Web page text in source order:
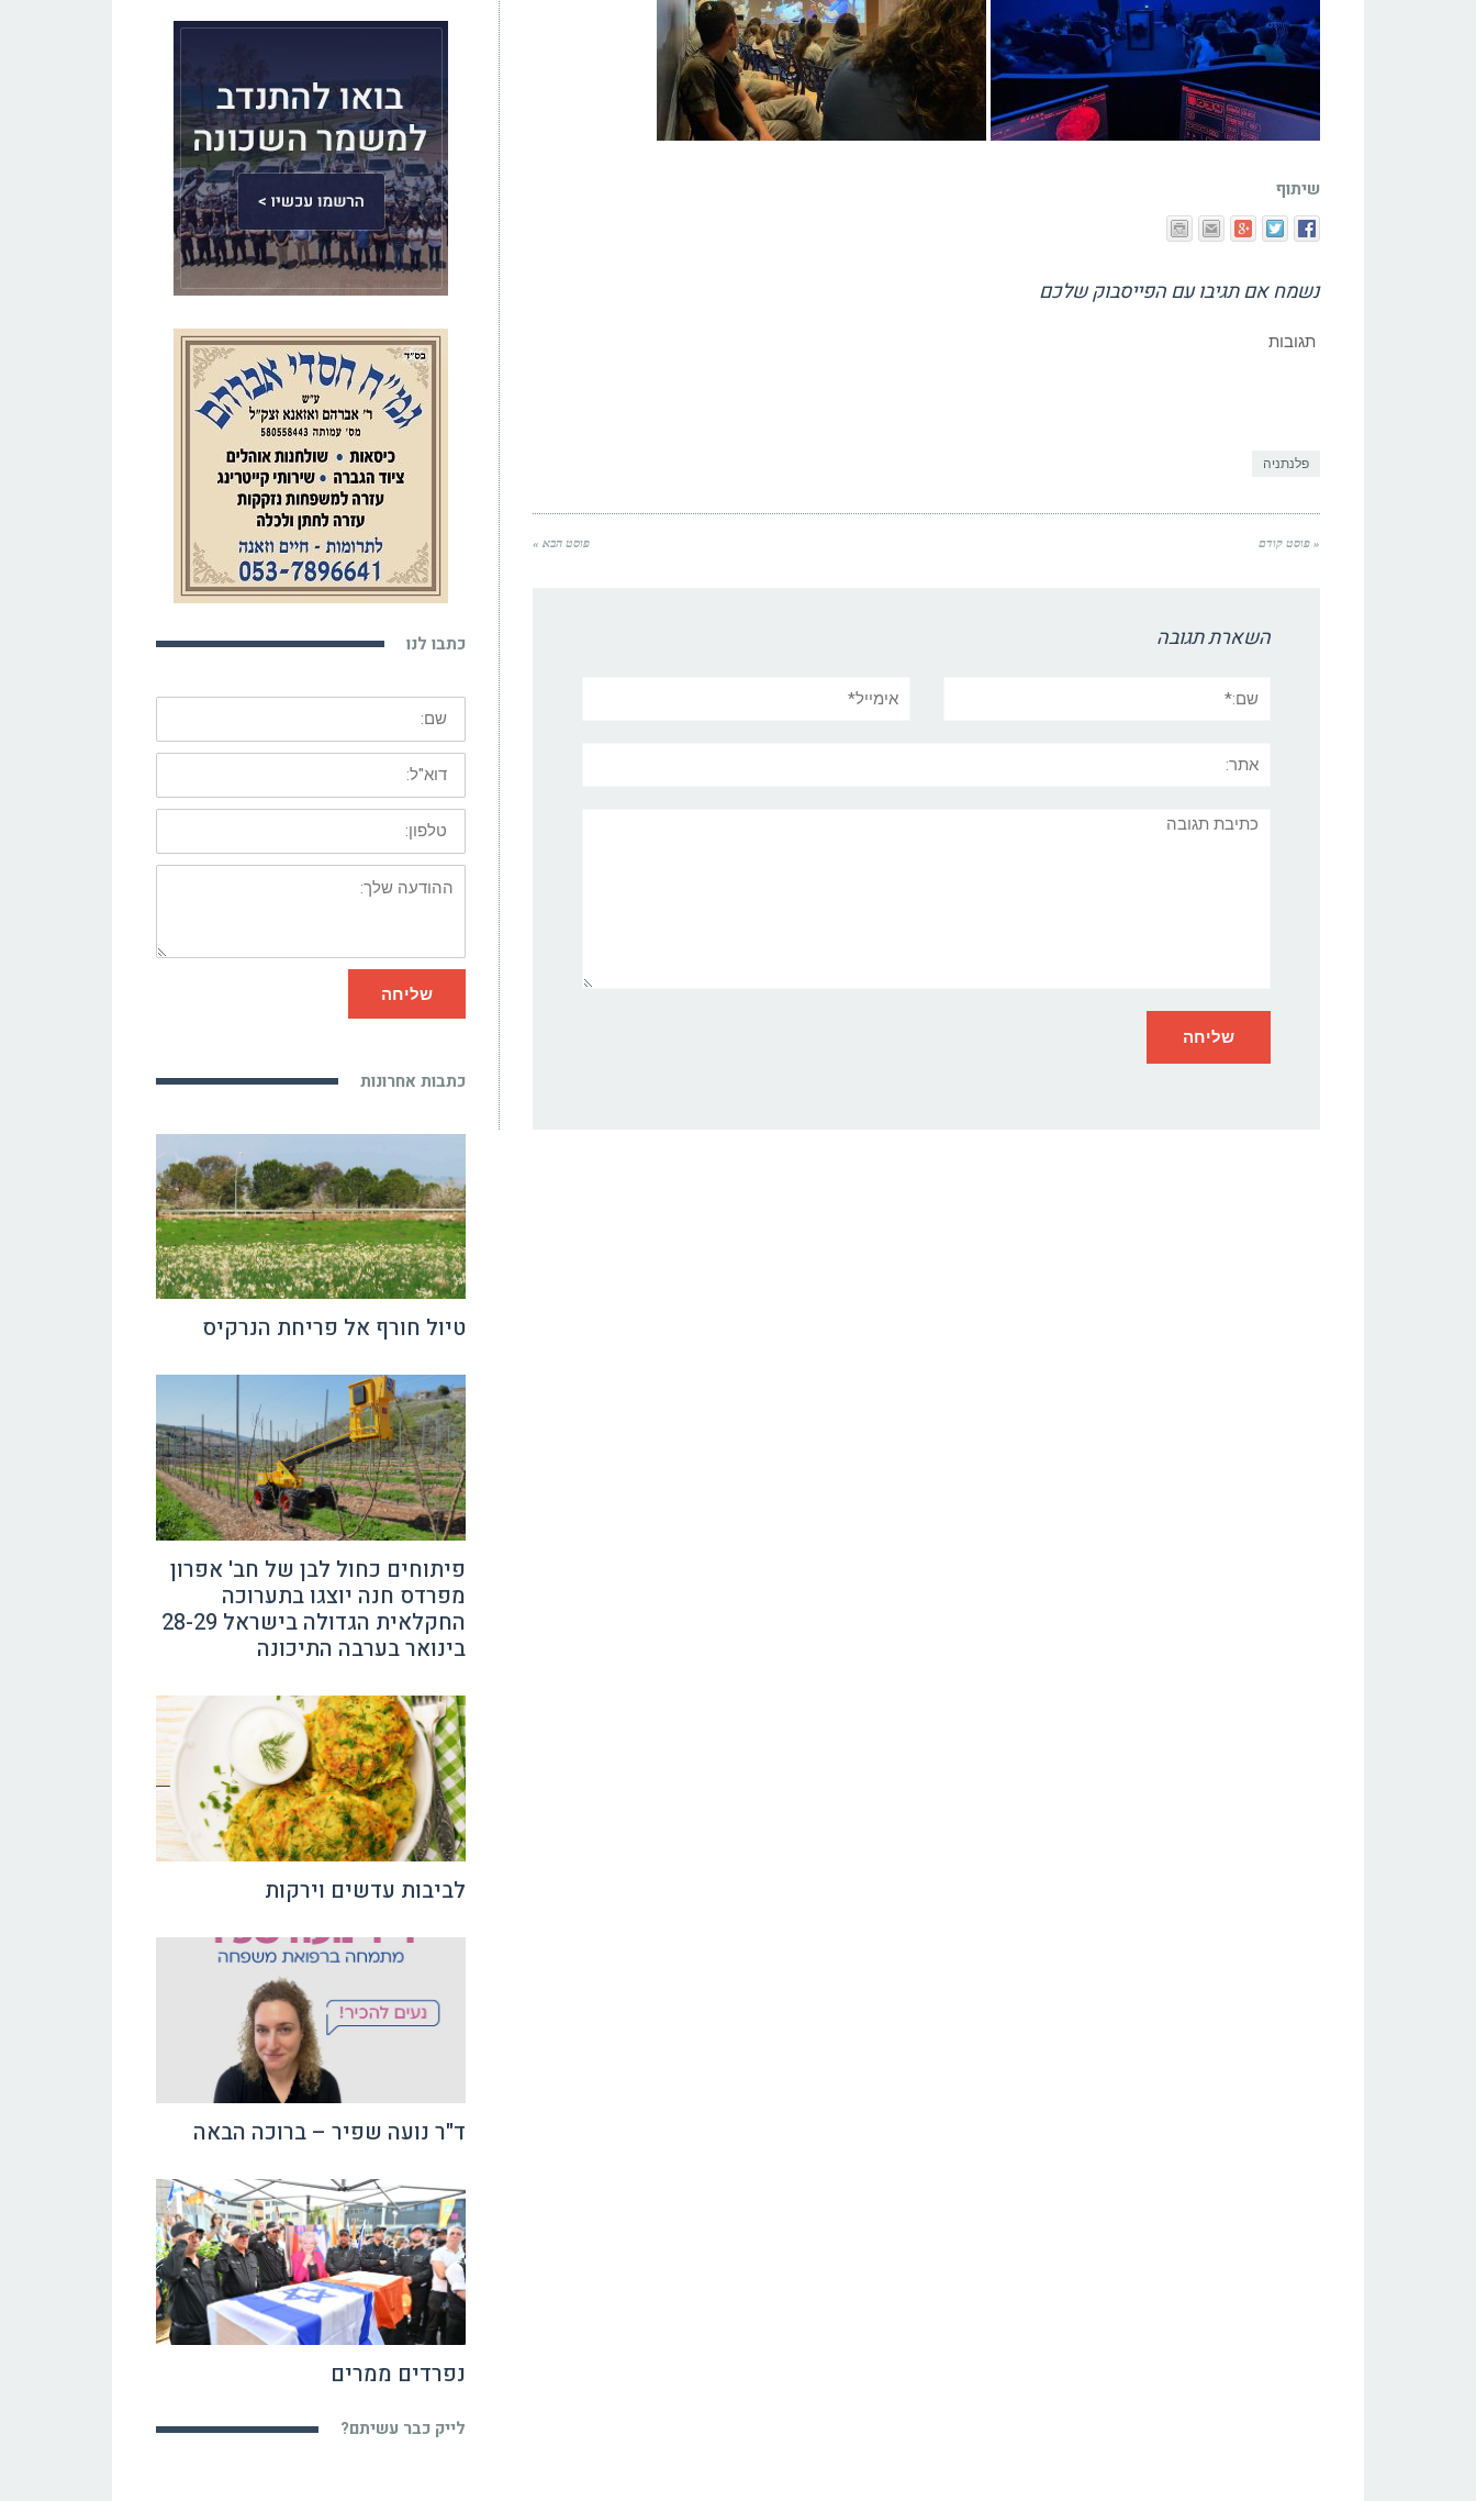
שיתוף
נשמח אם תגיבו עם הפייסבוק שלכם
תגובות
פלנתניה
« פוסט קודם פוסט הבא »
השארת תגובה כתבו לנו
שם:
דוא"ל:
טלפון:
ההודעה
שלך:
שליחה
כתבות אחרונות
טיול חורף אל פריחת הנרקיס
פיתוחים כחול לבן של חב' אפרון
מפרדס חנה יוצגו בתערוכה
החקלאית הגדולה בישראל 28-29
בינואר בערבה התיכונה
לביבות עדשים וירקות
ד"ר נועה שפיר – ברוכה הבאה
נפרדים ממרים
לייק כבר עשיתם?